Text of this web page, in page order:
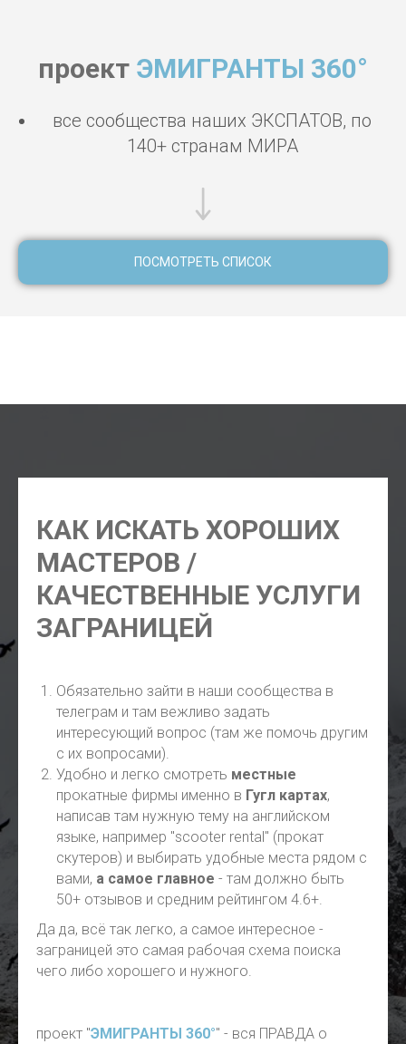
проект ЭМИГРАНТЫ 360°
все сообщества наших ЭКСПАТОВ, по
140+ странам МИРА
ПОСМОТРЕТЬ СПИСОК
КАК ИСКАТЬ ХОРОШИХ
МАСТЕРОВ /
КАЧЕСТВЕННЫЕ УСЛУГИ
ЗАГРАНИЦЕЙ
Обязательно зайти в наши сообщества в
телеграм и там вежливо задать
интересующий вопрос (там же помочь другим
с их вопросами).
Удобно и легко смотреть местные
прокатные фирмы именно в Гугл картах,
написав там нужную тему на английском
языке, например "scooter rental" (прокат
скутеров) и выбирать удобные места рядом с
вами, а самое главное - там должно быть
50+ отзывов и средним рейтингом 4.6+.
Да да, всё так легко, а самое интересное -
заграницей это самая рабочая схема поиска
чего либо хорошего и нужного.
проект "ЭМИГРАНТЫ 360°" - вся ПРАВДА о